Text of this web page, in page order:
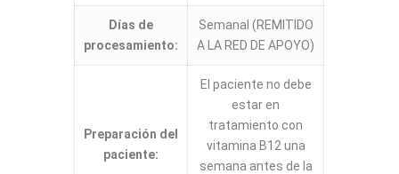
Días de
procesamiento:
Semanal (REMITIDO
A LA RED DE APOYO)
Preparación del
paciente:
El paciente no debe
estar en
tratamiento con
vitamina B12 una
semana antes de la